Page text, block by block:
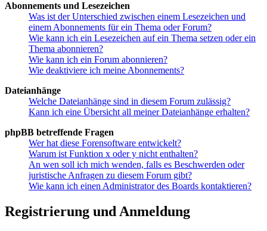
Abonnements und Lesezeichen
Was ist der Unterschied zwischen einem Lesezeichen und
einem Abonnements für ein Thema oder Forum?
Wie kann ich ein Lesezeichen auf ein Thema setzen oder ein
Thema abonnieren?
Wie kann ich ein Forum abonnieren?
Wie deaktiviere ich meine Abonnements?
Dateianhänge
Welche Dateianhänge sind in diesem Forum zulässig?
Kann ich eine Übersicht all meiner Dateianhänge erhalten?
phpBB betreffende Fragen
Wer hat diese Forensoftware entwickelt?
Warum ist Funktion x oder y nicht enthalten?
An wen soll ich mich wenden, falls es Beschwerden oder
juristische Anfragen zu diesem Forum gibt?
Wie kann ich einen Administrator des Boards kontaktieren?
Registrierung und Anmeldung